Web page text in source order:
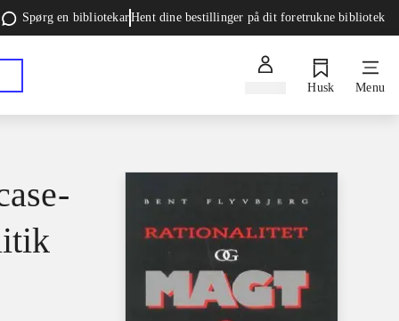
Spørg en bibliotekarHent dine bestillinger på dit foretrukne bibliotek
Husk Menu